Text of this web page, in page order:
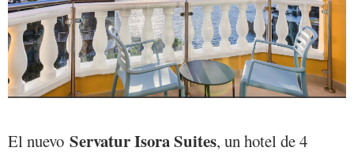
El nuevo Servatur Isora Suites, un hotel de 4